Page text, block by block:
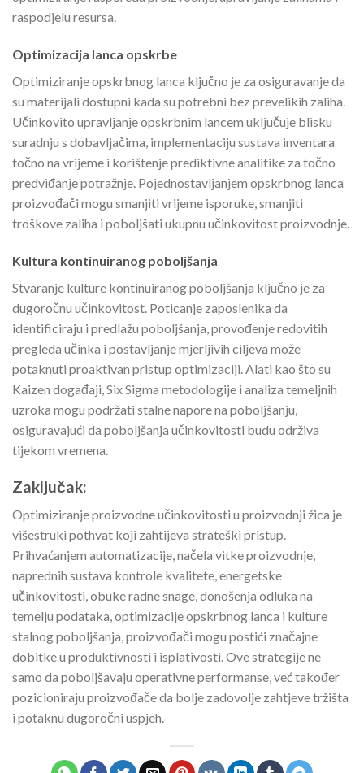
raspodjelu resursa.
Optimizacija lanca opskrbe
Optimiziranje opskrbnog lanca ključno je za osiguravanje da
su materijali dostupni kada su potrebni bez prevelikih zaliha.
Učinkovito upravljanje opskrbnim lancem uključuje blisku
suradnju s dobavljačima, implementaciju sustava inventara
točno na vrijeme i korištenje prediktivne analitike za točno
predviđanje potražnje. Pojednostavljanjem opskrbnog lanca
proizvođači mogu smanjiti vrijeme isporuke, smanjiti
troškove zaliha i poboljšati ukupnu učinkovitost proizvodnje.
Kultura kontinuiranog poboljšanja
Stvaranje kulture kontinuiranog poboljšanja ključno je za
dugoročnu učinkovitost. Poticanje zaposlenika da
identificiraju i predlažu poboljšanja, provođenje redovitih
pregleda učinka i postavljanje mjerljivih ciljeva može
potaknuti proaktivan pristup optimizaciji. Alati kao što su
Kaizen događaji, Six Sigma metodologije i analiza temeljnih
uzroka mogu podržati stalne napore na poboljšanju,
osiguravajući da poboljšanja učinkovitosti budu održiva
tijekom vremena.
Zaključak:
Optimiziranje proizvodne učinkovitosti u proizvodnji žica je
višestruki pothvat koji zahtijeva strateški pristup.
Prihvaćanjem automatizacije, načela vitke proizvodnje,
naprednih sustava kontrole kvalitete, energetske
učinkovitosti, obuke radne snage, donošenja odluka na
temelju podataka, optimizacije opskrbnog lanca i kulture
stalnog poboljšanja, proizvođači mogu postići značajne
dobitke u produktivnosti i isplativosti. Ove strategije ne
samo da poboljšavaju operativne performanse, već također
pozicioniraju proizvođače da bolje zadovolje zahtjeve tržišta
i potaknu dugoročni uspjeh.